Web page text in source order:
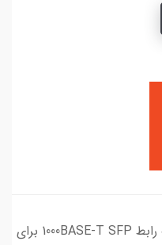
ماژول فیبر نوری سیسکو GLC-T یک رابط 1000BASE-T SFP برای